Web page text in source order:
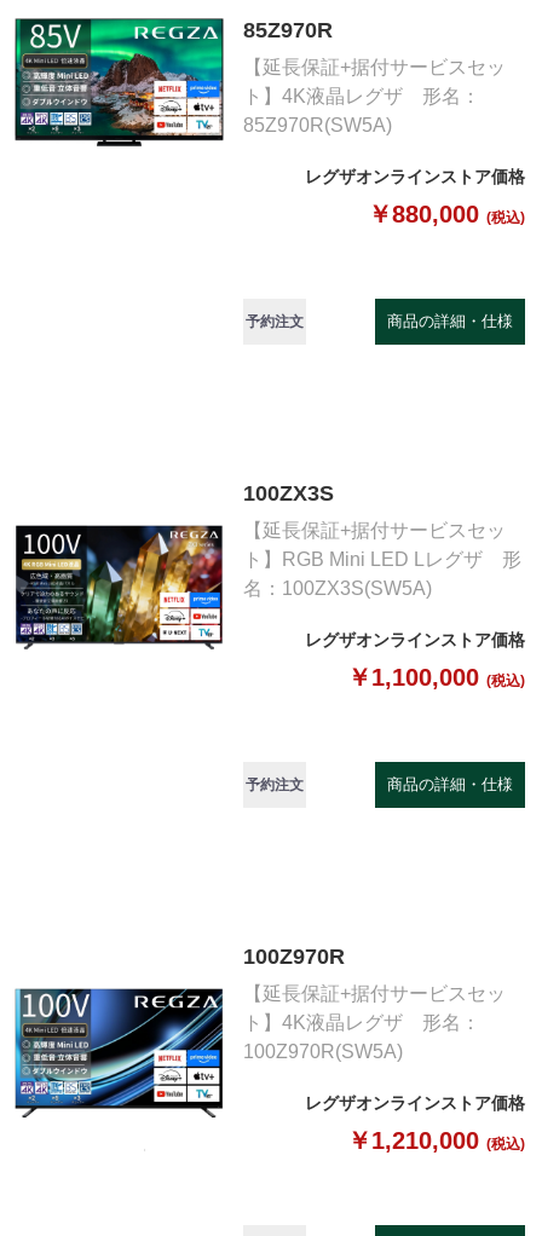
85Z970R
【延長保証+据付サービスセッ
ト】4K液晶レグザ 形名：
85Z970R(SW5A)
レグザオンラインストア価格
￥880,000 (税込)
予約注文 商品の詳細・仕様
100ZX3S
【延長保証+据付サービスセッ
ト】RGB Mini LED Lレグザ 形
名：100ZX3S(SW5A)
レグザオンラインストア価格
￥1,100,000 (税込)
予約注文 商品の詳細・仕様
100Z970R
【延長保証+据付サービスセッ
ト】4K液晶レグザ 形名：
100Z970R(SW5A)
レグザオンラインストア価格
￥1,210,000 (税込)